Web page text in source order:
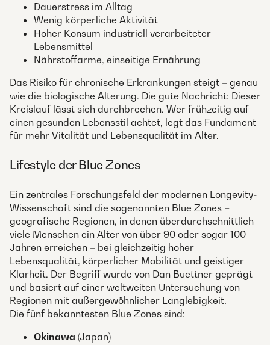
Dauerstress im Alltag
Wenig körperliche Aktivität
Hoher Konsum industriell verarbeiteter
Lebensmittel
Nährstoffarme, einseitige Ernährung
Das Risiko für chronische Erkrankungen steigt – genau
wie die biologische Alterung. Die gute Nachricht: Dieser
Kreislauf lässt sich durchbrechen. Wer frühzeitig auf
einen gesunden Lebensstil achtet, legt das Fundament
für mehr Vitalität und Lebensqualität im Alter.
Lifestyle der Blue Zones
Ein zentrales Forschungsfeld der modernen Longevity-
Wissenschaft sind die sogenannten Blue Zones –
geografische Regionen, in denen überdurchschnittlich
viele Menschen ein Alter von über 90 oder sogar 100
Jahren erreichen – bei gleichzeitig hoher
Lebensqualität, körperlicher Mobilität und geistiger
Klarheit. Der Begriff wurde von Dan Buettner geprägt
und basiert auf einer weltweiten Untersuchung von
Regionen mit außergewöhnlicher Langlebigkeit.
Die fünf bekanntesten Blue Zones sind:
Okinawa (Japan)